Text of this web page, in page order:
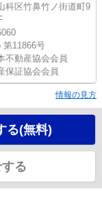
科区竹鼻竹ノ街道町9
第11866号
不動産協会会員
保証協会会員
情報の見方
る(無料)
る